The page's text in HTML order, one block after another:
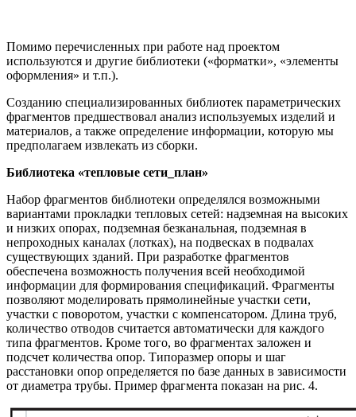
Помимо перечисленных при работе над проектом
используются и другие библиотеки («форматки», «элементы
оформления» и т.п.).
Созданию специализированных библиотек параметрических
фрагментов предшествовал анализ используемых изделий и
материалов, а также определение информации, которую мы
предполагаем извлекать из сборки.
Библиотека «тепловые сети_план»
Набор фрагментов библиотеки определялся возможными
вариантами прокладки тепловых сетей: надземная на высоких
и низких опорах, подземная безканальная, подземная в
непроходных каналах (лотках), на подвесках в подвалах
существующих зданий. При разработке фрагментов
обеспечена возможность получения всей необходимой
информации для формирования спецификаций. Фрагменты
позволяют моделировать прямолинейные участки сети,
участки с поворотом, участки с компенсатором. Длина труб,
количество отводов считается автоматически для каждого
типа фрагментов. Кроме того, во фрагментах заложен и
подсчет количества опор. Типоразмер опоры и шаг
расстановки опор определяется по базе данных в зависимости
от диаметра трубы. Пример фрагмента показан на рис. 4.